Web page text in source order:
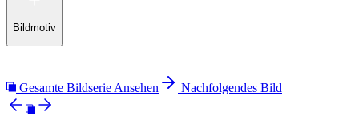
Bildmotiv
Gesamte Bildserie Ansehen Nachfolgendes Bild